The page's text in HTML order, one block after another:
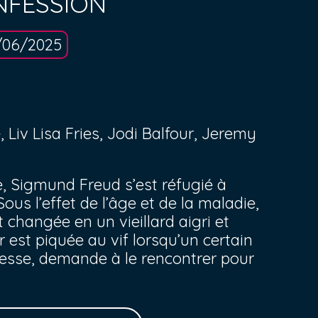
2025
Lisa Fries, Jodi Balfour, Jeremy
Sigmund Freud s’est réfugié à
l’effet de l’âge et de la maladie,
changée en un vieillard aigri et
piquée au vif lorsqu’un certain
demande à le rencontrer pour